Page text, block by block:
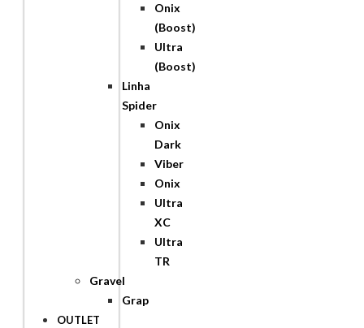
Onix
(Boost)
Ultra
(Boost)
Linha
Spider
Onix
Dark
Viber
Onix
Ultra
XC
Ultra
TR
Gravel
Grap
OUTLET